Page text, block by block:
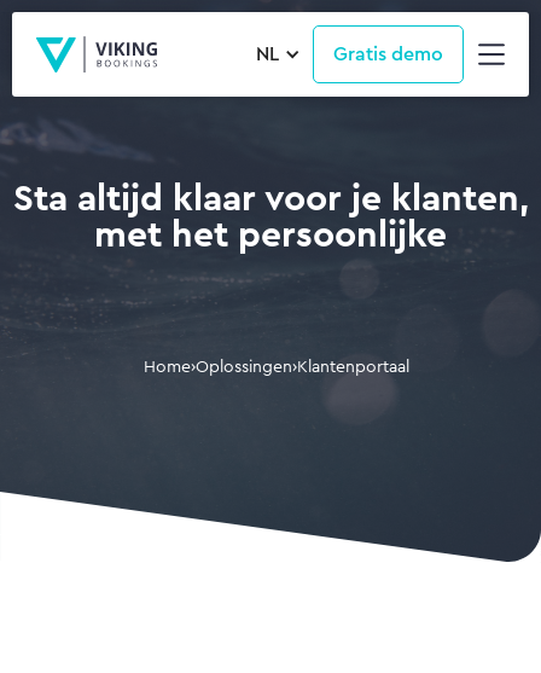
NL Gratis demo
Sta altijd klaar voor je klanten,
met het persoonlijke
Home›Oplossingen›Klantenportaal